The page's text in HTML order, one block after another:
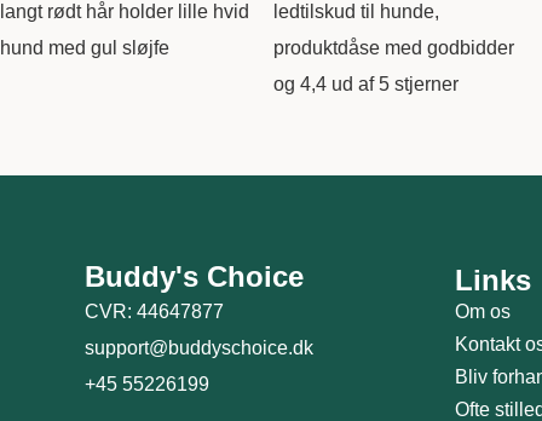
Buddy's Choice
CVR: 44647877
support@buddyschoice.dk
+45 55226199
Links
Om os
Kontakt
Bliv
Ofte